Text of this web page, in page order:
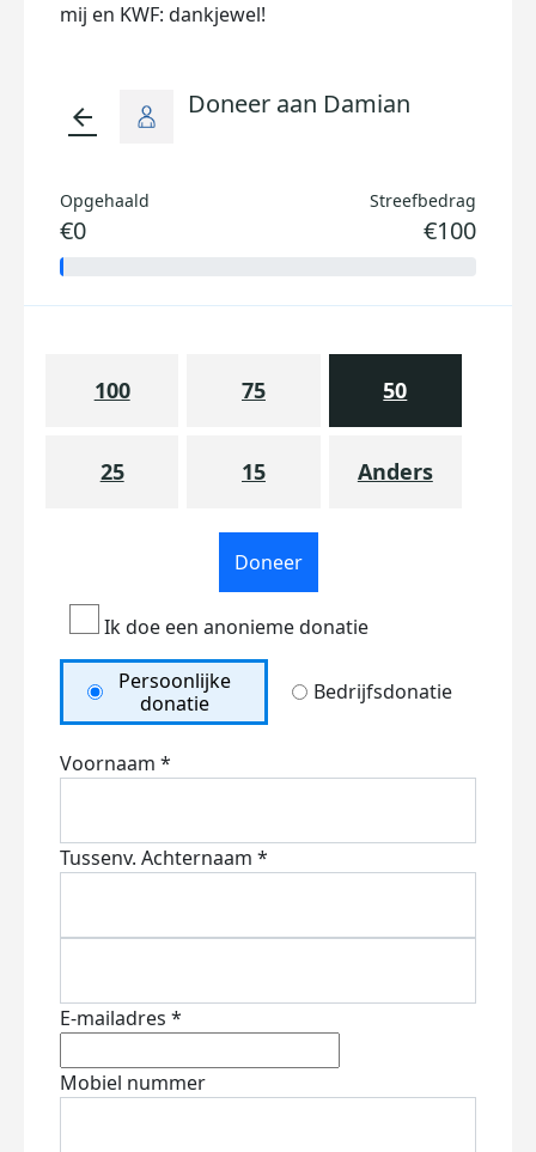
mij en KWF: dankjewel!
arrow_back Doneer aan Damian
Opgehaald
€0
Streefbedrag
€100
100 75 50
25 15 Anders
Doneer
Ik doe een anonieme donatie
Persoonlijke
donatie
Bedrijfsdonatie
Voornaam *
Tussenv. Achternaam *
E-mailadres *
Mobiel nummer